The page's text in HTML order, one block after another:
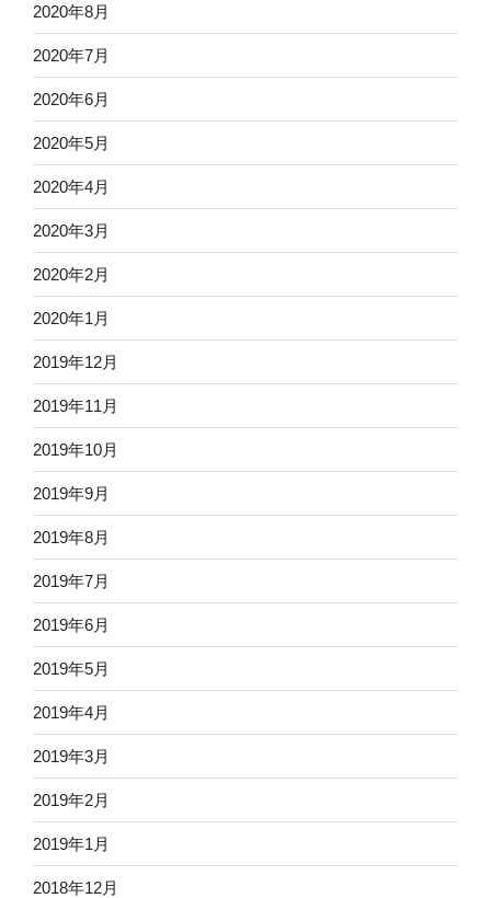
2020年8月
2020年7月
2020年6月
2020年5月
2020年4月
2020年3月
2020年2月
2020年1月
2019年12月
2019年11月
2019年10月
2019年9月
2019年8月
2019年7月
2019年6月
2019年5月
2019年4月
2019年3月
2019年2月
2019年1月
2018年12月